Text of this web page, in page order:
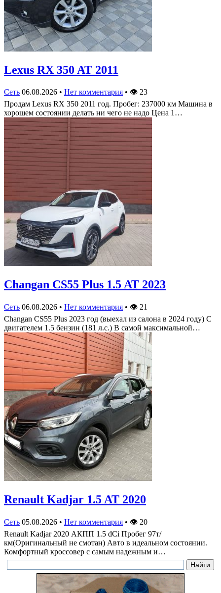
Lexus RX 350 AT 2011
Сеть 06.08.2026 • Нет комментария • 👁 23
Продам Lexus RX 350 2011 год. Пробег: 237000 км Машина в
хорошем состоянии делать ни чего не надо Цена 1…
Changan CS55 Plus 1.5 AT 2023
Сеть 06.08.2026 • Нет комментария • 👁 21
Changan CS55 Plus 2023 год (выехал из салона в 2024 году) С
двигателем 1.5 бензин (181 л.с.) В самой максимальной…
Renault Kadjar 1.5 AT 2020
Сеть 05.08.2026 • Нет комментария • 👁 20
Renault Kadjar 2020 АКПП 1.5 dCi Пробег 97т/
км(Оригинальный не смотан) Авто в идеальном состоянии.
Комфортный кроссовер с самым надежным и…